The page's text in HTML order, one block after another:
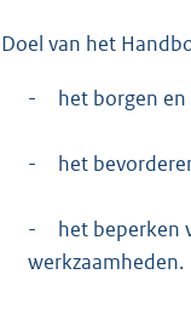
Doel van het
- het borgen
- het
-
het beperken
werkzaamheden.